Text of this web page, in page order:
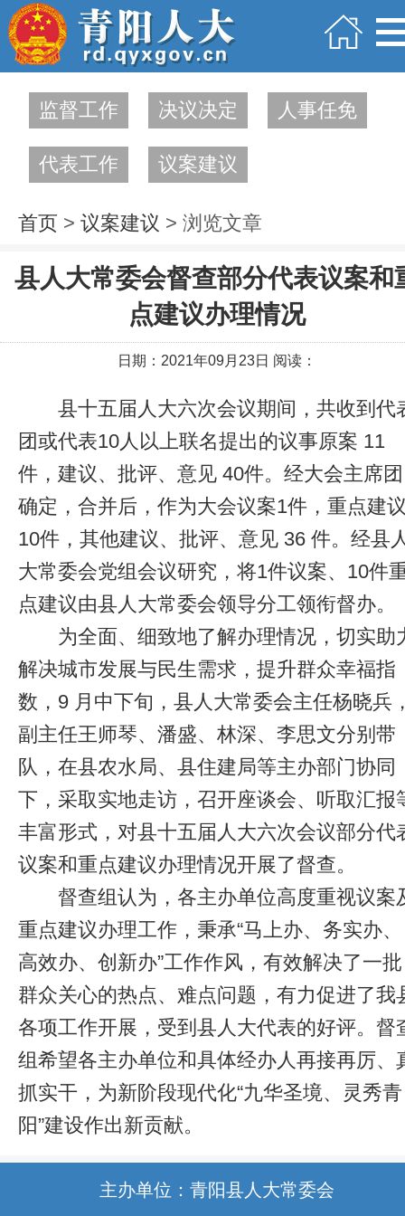
监督工作 决议决定 人事任免
代表工作 议案建议
首页 > 议案建议 > 浏览文章
县人大常委会督查部分代表议案和
点建议办理情况
日期：2021年09月23日 阅读：
县十五届人大六次会议期间，共收到代
团或代表10人以上联名提出的议事原案 11
件，建议、批评、意见 40件。经大会主席团
确定，合并后，作为大会议案1件，重点建
10件，其他建议、批评、意见 36 件。经县
大常委会党组会议研究，将1件议案、10件
点建议由县人大常委会领导分工领衔督办。
为全面、细致地了解办理情况，切实助
解决城市发展与民生需求，提升群众幸福指
数，9 月中下旬，县人大常委会主任杨晓兵
副主任王师琴、潘盛、林深、李思文分别带
队，在县农水局、县住建局等主办部门协同
下，采取实地走访，召开座谈会、听取汇报
丰富形式，对县十五届人大六次会议部分代
议案和重点建议办理情况开展了督查。
督查组认为，各主办单位高度重视议案
重点建议办理工作，秉承“马上办、务实办、
高效办、创新办”工作作风，有效解决了一批
群众关心的热点、难点问题，有力促进了我
各项工作开展，受到县人大代表的好评。督
组希望各主办单位和具体经办人再接再厉、
抓实干，为新阶段现代化“九华圣境、灵秀青
阳”建设作出新贡献。
主办单位：青阳县人大常委会